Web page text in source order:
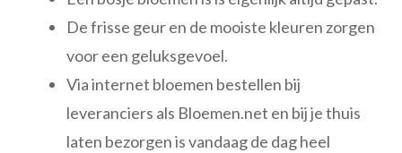
De frisse geur en de mooiste kleuren zorgen
voor een geluksgevoel.
Via internet bloemen bestellen bij
leveranciers als Bloemen.net en bij je thuis
laten bezorgen is vandaag de dag heel